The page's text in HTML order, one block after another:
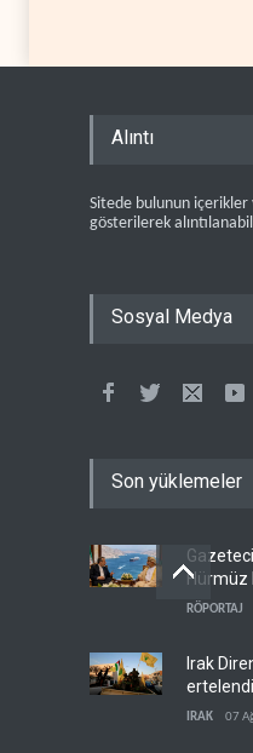
Alıntı
Sitede bulunun içerikler
gösterilerek
Sosyal Medya
Son yüklemeler
Hürmüz
RÖPORTAJ
Irak
IRAK 07